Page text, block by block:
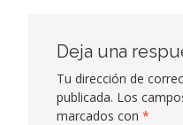
Deja una
Tu dirección de
publicada. Los
marcados con *